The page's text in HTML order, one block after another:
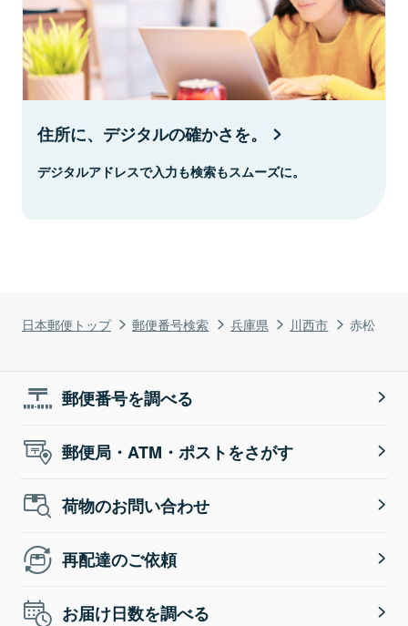
日本郵便トップ 郵便番号検索 兵庫県 川西市 赤松
住所に、デジタルの確かさを。
デジタルアドレスで入力も検索もスムーズに。
郵便番号を調べる
郵便局・ATM・ポストをさがす
荷物のお問い合わせ
再配達のご依頼
お届け日数を調べる